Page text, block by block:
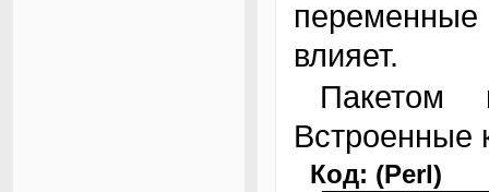
влияет.
Пакетом по умолчанию является main.
Встроенные
Код: (Perl)